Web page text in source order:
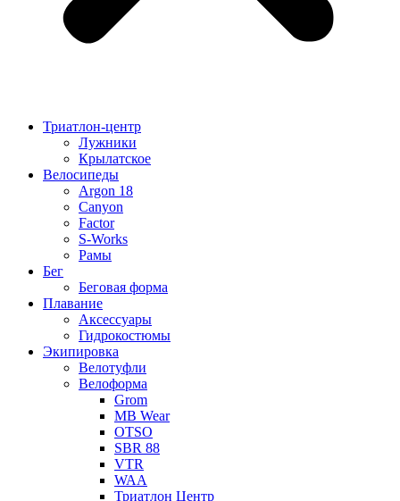
Триатлон-центр
Лужники
Крылатское
Велосипеды
Argon 18
Canyon
Factor
S-Works
Рамы
Бег
Беговая форма
Плавание
Аксессуары
Гидрокостюмы
Экипировка
Велотуфли
Велоформа
Grom
MB Wear
OTSO
SBR 88
VTR
WAA
Триатлон Центр